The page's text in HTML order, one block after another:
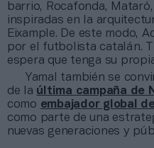
barrio, Rocafonda,
inspiradas en la
Eixample. De este modo,
por el futbolista catalán.
espera que tenga su
Yamal también se
de la última campaña de
como embajador global
como parte de una
nuevas generaciones y